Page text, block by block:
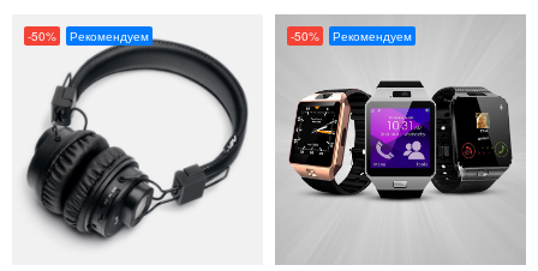
-50% Рекомендуем -50% Рекомендуем